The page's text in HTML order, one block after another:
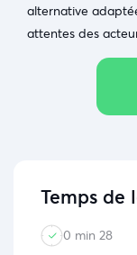
alternative
attentes des
Temps de
0 min 28